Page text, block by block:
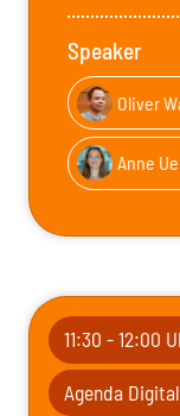
Speaker
Oliver
Anne
11:30 - 12:00
Agenda